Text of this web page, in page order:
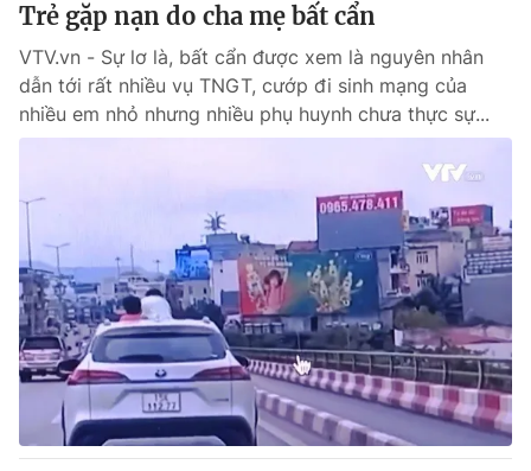
Góc doanh nghiệp
Truyền hình
Phim VTV
Hậu trường
Khán giả
Giải sao mai
Giải trí
Điện ảnh
Sao
Du lịch
Làm đẹp
Chất lượng cuộc sống
Giáo dục
Tuyển sinh
Học trực tuyến
Công nghệ
Hitech Công nghệ tương lai
Sản phẩm
Thị trường
Giao lưu trực tuyến
Lịch phát sóng
Trẻ gặp nạn do cha mẹ bất cẩn
VTV.vn - Sự lơ là, bất cẩn được xem là nguyên nhân
dẫn tới rất nhiều vụ TNGT, cướp đi sinh mạng của
nhiều em nhỏ nhưng nhiều phụ huynh chưa thực sự...